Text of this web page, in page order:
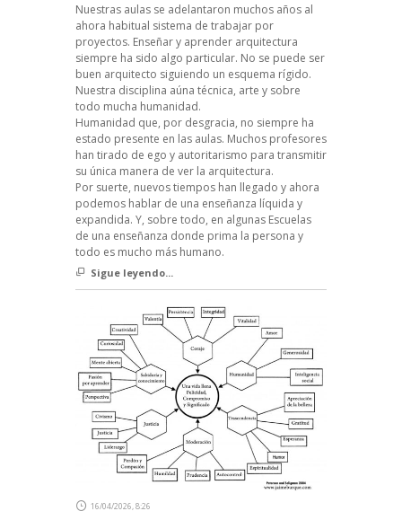
Nuestras aulas se adelantaron muchos años al
ahora habitual sistema de trabajar por
proyectos. Enseñar y aprender arquitectura
siempre ha sido algo particular. No se puede ser
buen arquitecto siguiendo un esquema rígido.
Nuestra disciplina aúna técnica, arte y sobre
todo mucha humanidad.
Humanidad que, por desgracia, no siempre ha
estado presente en las aulas. Muchos profesores
han tirado de ego y autoritarismo para transmitir
su única manera de ver la arquitectura.
Por suerte, nuevos tiempos han llegado y ahora
podemos hablar de una enseñanza líquida y
expandida. Y, sobre todo, en algunas Escuelas
de una enseñanza donde prima la persona y
todo es mucho más humano.
Sigue leyendo...
16/04/2026, 8:26